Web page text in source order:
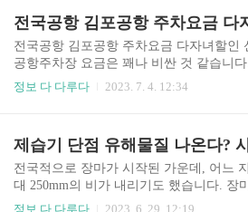
2시간 후 까지 페널티 없이 입차 가능(출차
입차 ..
어디서 하나요? 현금영수증 발급의 목적
현금 거래는 전산망을 통하지 않기에 국
는 알수가 없습니다. 이를 해결하기 위해
불하면 현금영수증 발급함으로 소비자에
감시의 역할을 부여하는 것이라고 할 수 있
사용금액이 총소득의 25%를 초과하면, 그
는 부분의 현금영수증 사용액의 30%..
전국공항 김포공항 주차요금 다자녀할인
공항주차장 요금은 꽤나 비싼 것 같습니
면 괜찮겠지만, 며칠 주차를 하려면 주차요
홈페이지https://park.airport.co.kr/ 에서 주
주차요금을 할인받을 수 있습니다. 할인
는 대상이 있습니다. 할인 대상 정부에 등
저공해차량 1, 2종 50% 저공해차량 3종
정보 다 다루다 2023. 7. 4. 12:34
전국적으로 장마가 시작된 가운데, 어느
대 250mm의 비가 내리기도 했습니다. 장
면 비도 걱정이지만 또 다른 걱정은 바로
정보 다 다루다 2023. 6. 29. 12:19